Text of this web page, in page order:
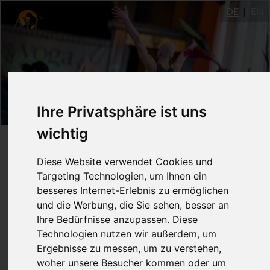
Ihre Privatsphäre ist uns
wichtig
Diese Website verwendet Cookies und
Targeting Technologien, um Ihnen ein
besseres Internet-Erlebnis zu ermöglichen
und die Werbung, die Sie sehen, besser an
Ihre Bedürfnisse anzupassen. Diese
Technologien nutzen wir außerdem, um
Ergebnisse zu messen, um zu verstehen,
woher unsere Besucher kommen oder um
DE
Led Class 1. Serie
September - Dezember 2020
Kumiko Weber Sakaguchi
Lass Dich vom gemeinsamen Rhythmus
durch Deine Praxis tragen. Genieße die